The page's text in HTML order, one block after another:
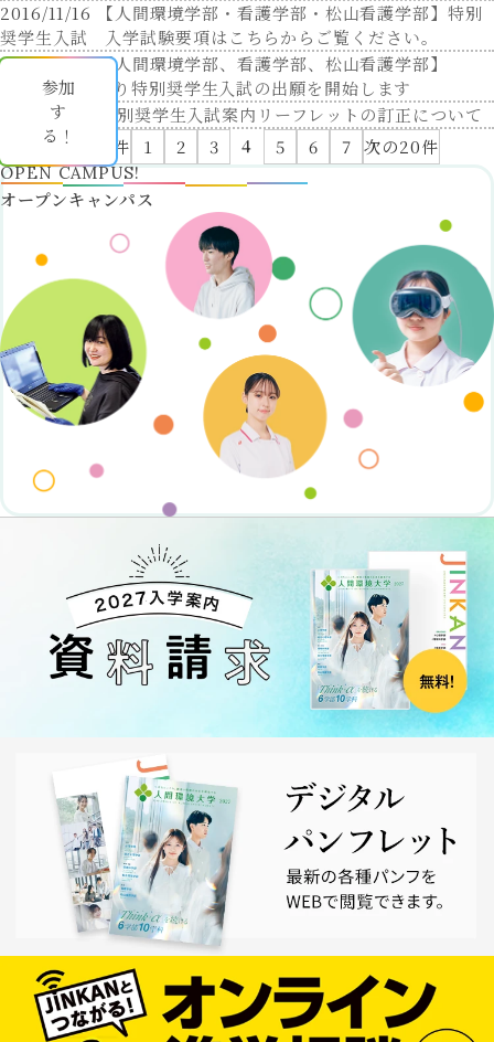
アドミッションポリシー
令和9年度募集人員
令和9年度入試方式
令和8年度 入試結果
学費・奨学金制度
入試要項/出願書類ダウンロード
大学生活
キャンパスマップ
心理学部 / 環境科学部
附属施設
臨床心理相談センター （岡崎）
人間環境大学環境教育センター
附属図書館
人間環境大学
地域・協働センター
こころの相談支援センター
（松山道後）
子どもと親の心理発達支援研究セン
オープンキャンパス
受験生の方
一般・社会人の方
企業の方
卒業生の方
在学生・保護者の方
高校関係者の方
ポータルサイト
FOLLOW
2016/11/16
【人間環境学部・看護学部・松山看護学部】特別
奨学生入試 入学試験要項はこちらからご覧ください。
2016/11/15 【人間環境学部、看護学部、松山看護学部】
11/21（月）より特別奨学生入試の出願を開始します
2016/10/21
特別奨学生入試案内リーフレットの訂正について
前の20件
1 2 3 4 5 6 7 次の20件
オープンキャンパス
参加
す
る！